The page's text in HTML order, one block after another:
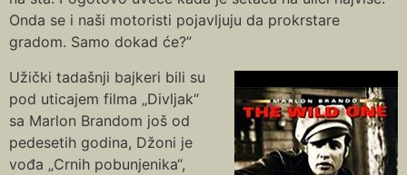
Onda se i naši motoristi pojavljuju da prokrstare
gradom. Samo dokad će?”
Užički tadašnji bajkeri bili su
pod uticajem filma „Divljak“
sa Marlon Brandom još od
pedesetih godina, Džoni je
vođa „Crnih pobunjenika“,